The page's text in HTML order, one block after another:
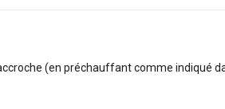
(en préchauffant comme indiqué